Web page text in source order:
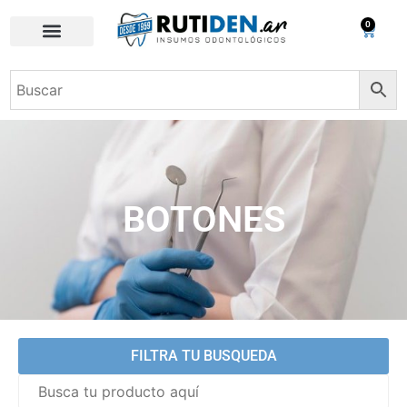
0
BOTONES
FILTRA TU BUSQUEDA